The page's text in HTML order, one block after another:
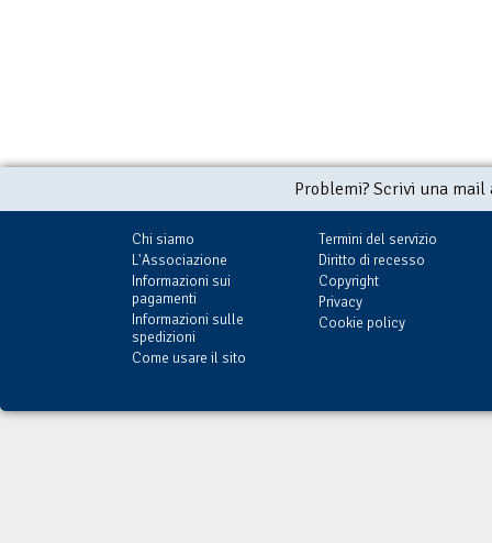
Problemi? Scrivi una
Chi siamo
L'Associazione
Informazioni sui
pagamenti
Informazioni sulle
spedizioni
Come usare il sito
Termini del servizio
Diritto di recesso
Copyright
Privacy
Cookie policy